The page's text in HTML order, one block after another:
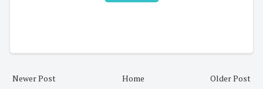
Newer Post Older Post
Home